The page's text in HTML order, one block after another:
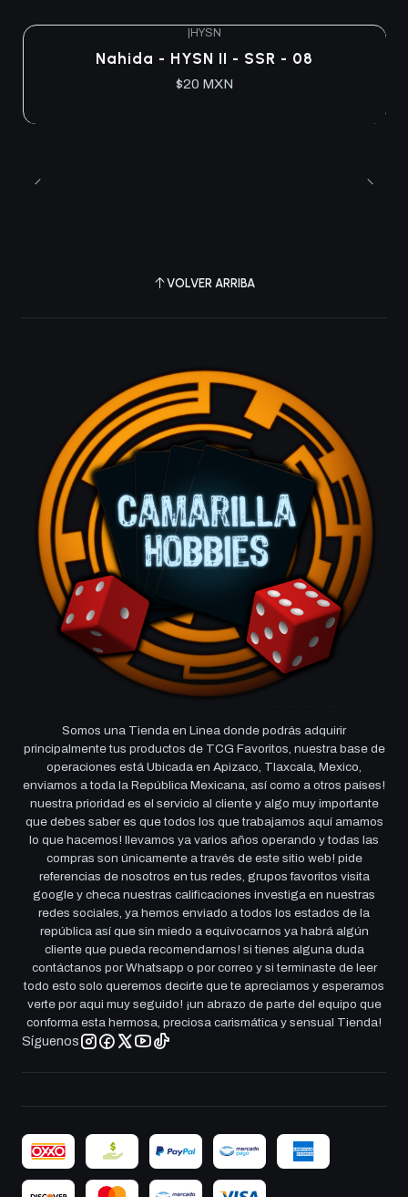
HYSN
Nahida - HYSN II - SSR - 08
$20 MXN
VOLVER ARRIBA
Somos una Tienda en Linea donde podrás adquirir
principalmente tus productos de TCG Favoritos, nuestra base de
operaciones está Ubicada en Apizaco, Tlaxcala, Mexico,
enviamos a toda la República Mexicana, así como a otros países!
nuestra prioridad es el servicio al cliente y algo muy importante
que debes saber es que todos los que trabajamos aquí amamos
lo que hacemos! llevamos ya varios años operando y todas las
compras son únicamente a través de este sitio web! pide
referencias de nosotros en tus redes, grupos favoritos visita
google y checa nuestras calificaciones investiga en nuestras
redes sociales, ya hemos enviado a todos los estados de la
república así que sin miedo a equivocarnos ya habrá algún
cliente que pueda recomendarnos! si tienes alguna duda
contáctanos por Whatsapp o por correo y si terminaste de leer
todo esto solo queremos decirte que te apreciamos y esperamos
verte por aqui muy seguido! ¡un abrazo de parte del equipo que
conforma esta hermosa, preciosa carismática y sensual Tienda!
Síguenos